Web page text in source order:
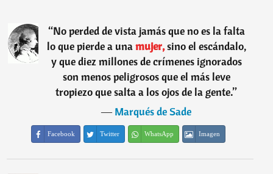
“No perded de vista jamás que no es la falta
lo que pierde a unamujer,sino el escándalo,
y que diez millones de crímenes ignorados
son menos peligrosos que el más leve
tropiezo que salta a los ojos de la gente.”
―Marqués de Sade
Facebook Twitter WhatsApp Imagen